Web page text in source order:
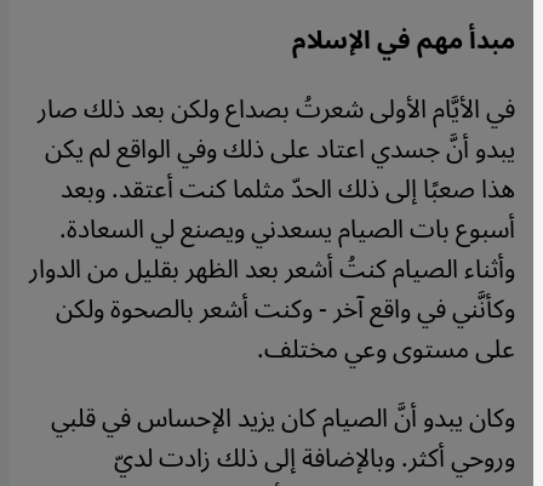
مبدأ مهم في الإسلام
في الأيَّام الأولى شعرتُ بصداع ولكن بعد ذلك صار
يبدو أنَّ جسدي اعتاد على ذلك وفي الواقع لم يكن
هذا صعبًا إلى ذلك الحدّ مثلما كنت أعتقد. وبعد
أسبوع بات الصيام يسعدني ويصنع لي السعادة.
وأثناء الصيام كنتُ أشعر بعد الظهر بقليل من الدوار
وكأنَّني في واقع آخر - وكنت أشعر بالصحوة ولكن
على مستوى وعي مختلف.
وكان يبدو أنَّ الصيام كان يزيد الإحساس في قلبي
وروحي أكثر. وبالإضافة إلى ذلك زادت لديّ